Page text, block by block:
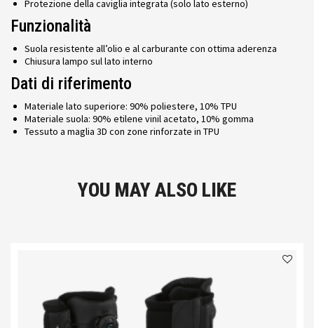
Protezione della caviglia integrata (solo lato esterno)
Funzionalità
Suola resistente all’olio e al carburante con ottima aderenza
Chiusura lampo sul lato interno
Dati di riferimento
Materiale lato superiore: 90% poliestere, 10% TPU
Materiale suola: 90% etilene vinil acetato, 10% gomma
Tessuto a maglia 3D con zone rinforzate in TPU
YOU MAY ALSO LIKE